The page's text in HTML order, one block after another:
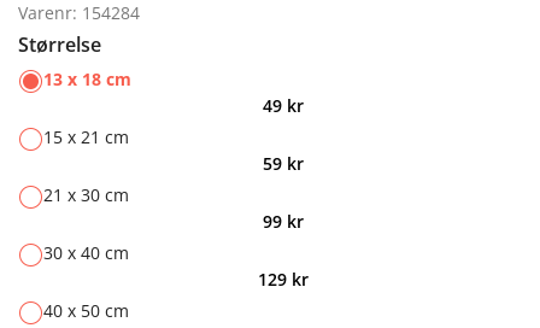
Varenr: 154284
Størrelse
13 x 18 cm
49 kr
15 x 21 cm
59 kr
21 x 30 cm
99 kr
30 x 40 cm
129 kr
40 x 50 cm